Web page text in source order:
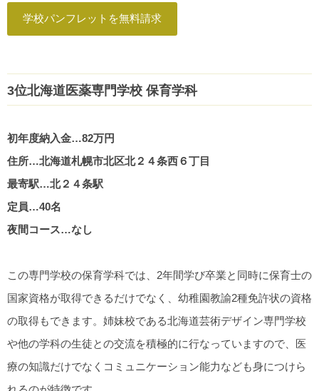
学校パンフレットを無料請求
3位北海道医薬専門学校 保育学科
初年度納入金…82万円
住所…北海道札幌市北区北２４条西６丁目
最寄駅…北２４条駅
定員…40名
夜間コース…なし
この専門学校の保育学科では、2年間学び卒業と同時に保育士の
国家資格が取得できるだけでなく、幼稚園教諭2種免許状の資格
の取得もできます。姉妹校である北海道芸術デザイン専門学校
や他の学科の生徒との交流を積極的に行なっていますので、医
療の知識だけでなくコミュニケーション能力なども身につけら